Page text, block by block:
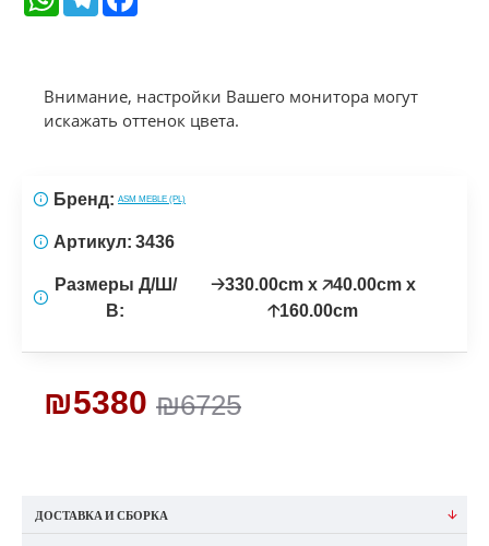
Внимание, настройки Вашего монитора могут
искажать оттенок цвета.
₪6725
₪5380
Бренд: ASM MEBLE (PL)
Артикул: 3436
Размеры Д/Ш/
В:
🡢330.00cm x 🡥40.00cm x
🡡160.00cm
ДОСТАВКА И СБОРКА